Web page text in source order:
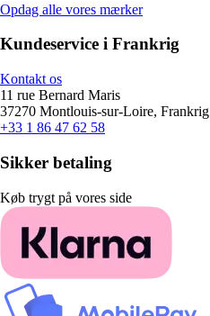
Opdag alle vores mærker
Kundeservice i Frankrig
Kontakt os
11 rue Bernard Maris
37270 Montlouis-sur-Loire, Frankrig
+33 1 86 47 62 58
Sikker betaling
Køb trygt på vores side